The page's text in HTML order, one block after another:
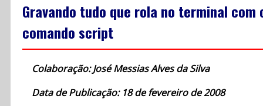
Gravando tudo que rola no terminal com
comando script
Colaboração: José Messias Alves da Silva
Data de Publicação: 18 de fevereiro de 2008